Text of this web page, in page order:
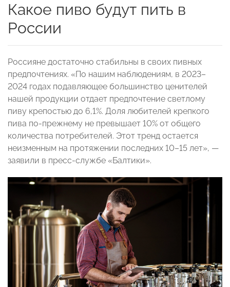
Какое пиво будут пить в
России
Россияне достаточно стабильны в своих пивных
предпочтениях. «По нашим наблюдениям, в 2023–
2024 годах подавляющее большинство ценителей
нашей продукции отдает предпочтение светлому
пиву крепостью до 6,1%. Доля любителей крепкого
пива по-прежнему не превышает 10% от общего
количества потребителей. Этот тренд остается
неизменным на протяжении последних 10–15 лет», —
заявили в пресс-службе «Балтики».